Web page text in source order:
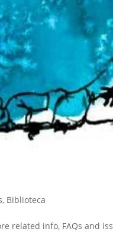
, Biblioteca
related info, FAQs and